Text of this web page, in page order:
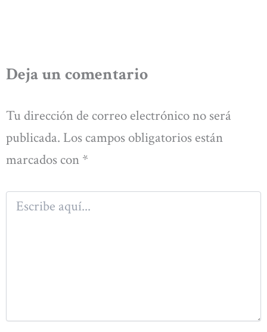
Deja un comentario
Tu dirección de correo electrónico no será
publicada. Los campos obligatorios están
marcados con *
Escribe
aquí...